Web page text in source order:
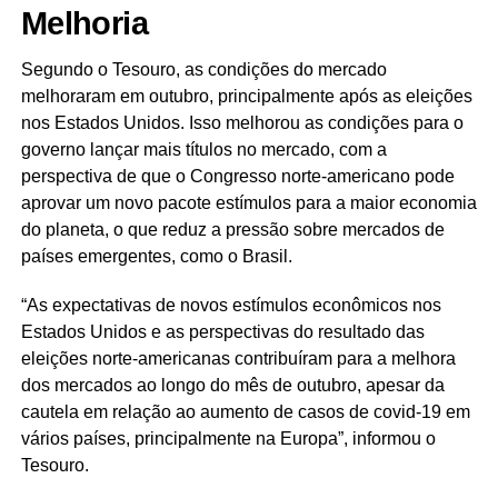
Melhoria
Segundo o Tesouro, as condições do mercado
melhoraram em outubro, principalmente após as eleições
nos Estados Unidos. Isso melhorou as condições para o
governo lançar mais títulos no mercado, com a
perspectiva de que o Congresso norte-americano pode
aprovar um novo pacote estímulos para a maior economia
do planeta, o que reduz a pressão sobre mercados de
países emergentes, como o Brasil.
“As expectativas de novos estímulos econômicos nos
Estados Unidos e as perspectivas do resultado das
eleições norte-americanas contribuíram para a melhora
dos mercados ao longo do mês de outubro, apesar da
cautela em relação ao aumento de casos de covid-19 em
vários países, principalmente na Europa”, informou o
Tesouro.